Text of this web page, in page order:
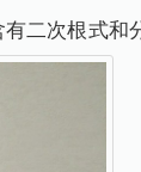
二次根式和